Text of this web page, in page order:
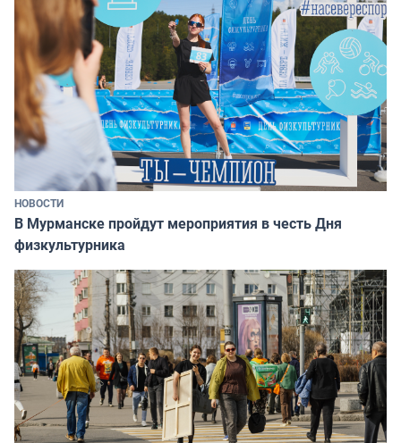
НОВОСТИ
В Мурманске пройдут мероприятия в честь Дня
физкультурника